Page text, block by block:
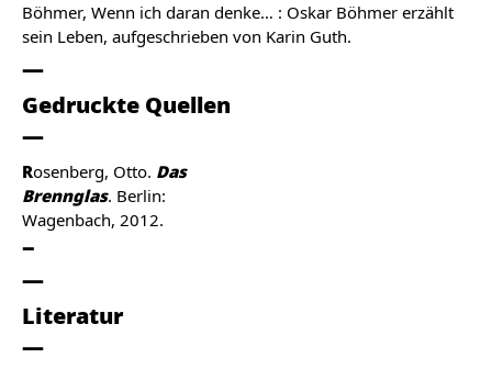
Böhmer, Wenn ich daran denke… : Oskar Böhmer erzählt
sein Leben, aufgeschrieben von Karin Guth.
Gedruckte Quellen
Rosenberg, Otto. Das
Brennglas. Berlin:
Wagenbach, 2012.
Literatur